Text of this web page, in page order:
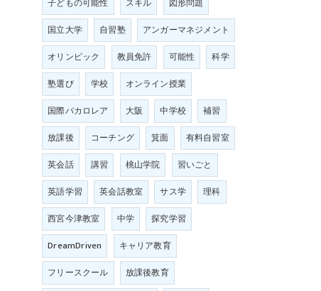
子どもの可能性
スキル
図形問題
国立大学
自習塾
アンガーマネジメント
オリンピック
教員免許 可能性
科学
塾選び
学校
オンライン授業
国際バカロレア
大阪 中学校
補習
放課後
コーチング 箕面
有料自習室
英会話
講習 桃山学院
習いごと
英語学習
英会話教室 サス学
理科
西宮今津教室
中学
探究学習
DreamDriven
キャリア教育
フリースクール
放課後教育